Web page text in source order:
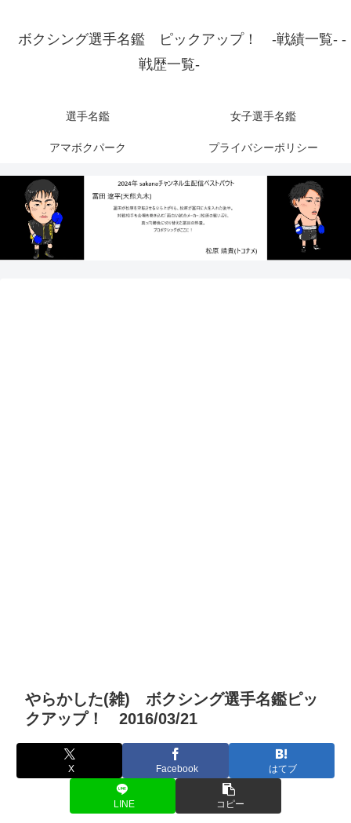
ボクシング選手名鑑 ピックアップ！ -戦績一覧- -
戦歴一覧-
選手名鑑 女子選手名鑑
アマボクパーク プライバシーポリシー
やらかした(雑) ボクシング選手名鑑ピッ
クアップ！ 2016/03/21
X Facebook はてブ
LINE コピー